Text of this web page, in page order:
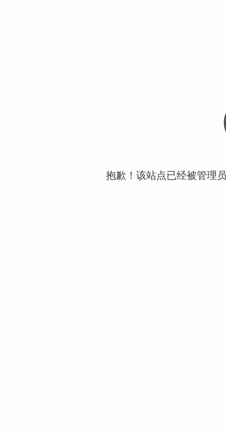
抱歉！该站点已经被管理